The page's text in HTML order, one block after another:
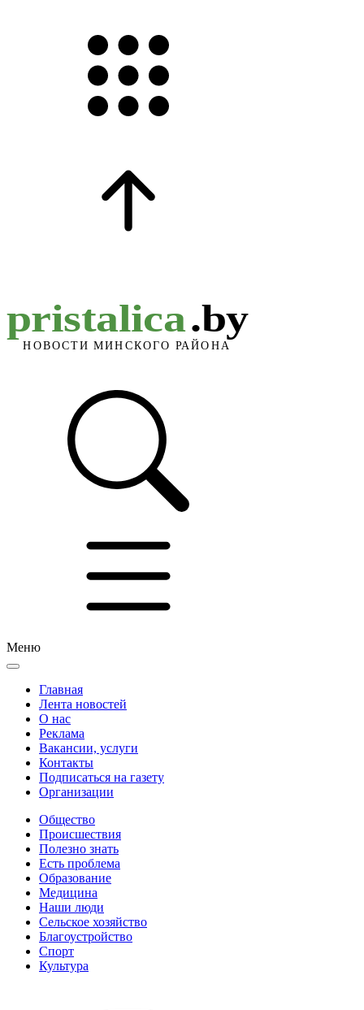
Меню
Главная
Лента новостей
О нас
Реклама
Вакансии, услуги
Контакты
Подписаться на газету
Организации
Общество
Происшествия
Полезно знать
Есть проблема
Образование
Медицина
Наши люди
Сельское хозяйство
Благоустройство
Спорт
Культура